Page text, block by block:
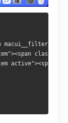
macui__filter"
active"><span